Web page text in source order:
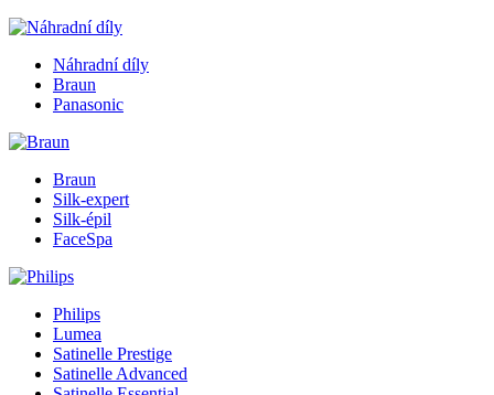
Náhradní díly
Braun
Panasonic
Braun
Silk-expert
Silk-épil
FaceSpa
Philips
Lumea
Satinelle Prestige
Satinelle Advanced